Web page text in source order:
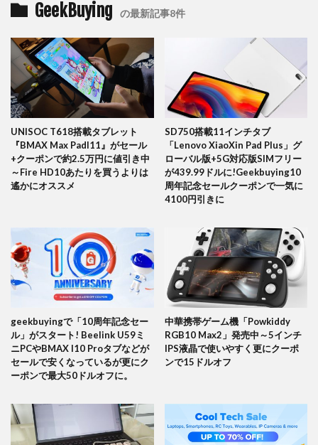
GeekBuying の最新記事8件
UNISOC T618搭載タブレット
『BMAX Max PadI11』がセール
+クーポンで約2.5万円に値引き中
～Fire HD10あたりを買うよりは
遙かにオススメ
SD750搭載11インチタブ
「Lenovo XiaoXin Pad Plus」グ
ローバル版+5G対応版SIMフリー
が439.99ドルに!Geekbuying10
周年記念セールクーポンで一気に
4100円引きに
geekbuyingで「10周年記念セー
ル」がスタート! Beelink U59ミ
ニPCやBMAX I10 Proタブなどが
セールで安くなっているが更にク
ーポンで最大50ドルオフに。
中華携帯ゲーム機「Powkiddy
RGB10 Max2」発売中～5インチ
IPS液晶で使いやすく更にクーポ
ンで15ドルオフ